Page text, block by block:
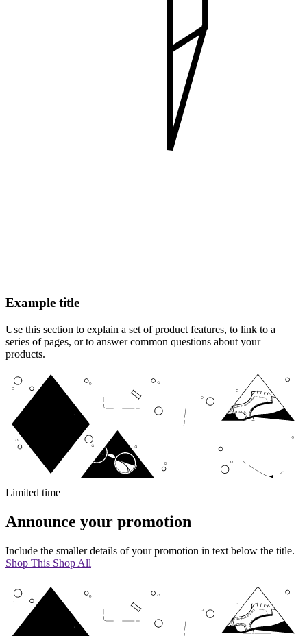
Example title
Use this section to explain a set of product features, to link to a
series of pages, or to answer common questions about your
products.
Limited time
Announce your promotion
Include the smaller details of your promotion in text below the title.
Shop This Shop All